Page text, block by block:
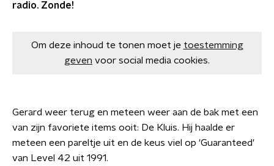
radio. Zonde!
Om deze inhoud te tonen moet je toestemming
geven voor social media cookies.
Gerard weer terug en meteen weer aan de bak met een
van zijn favoriete items ooit: De Kluis. Hij haalde er
meteen een pareltje uit en de keus viel op 'Guaranteed'
van Level 42 uit 1991.